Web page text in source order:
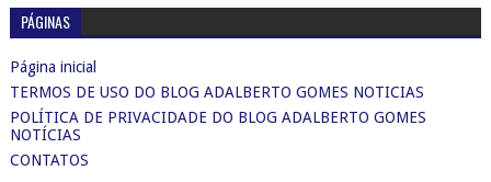
PÁGINAS
Página inicial
TERMOS DE USO DO BLOG ADALBERTO GOMES NOTICIAS
POLÍTICA DE PRIVACIDADE DO BLOG ADALBERTO GOMES
NOTÍCIAS
CONTATOS